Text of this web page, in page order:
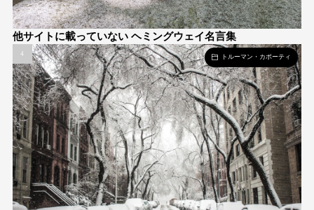
他サイトに載っていない ヘミングウェイ名言集
トルーマン・カポーティ